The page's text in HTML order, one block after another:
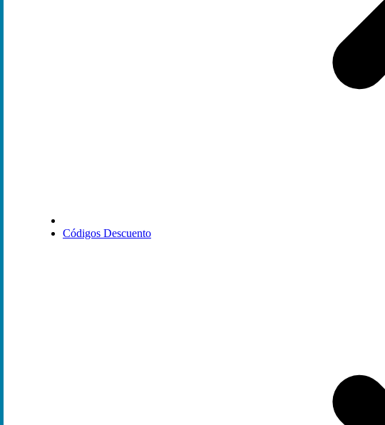
Códigos Descuento